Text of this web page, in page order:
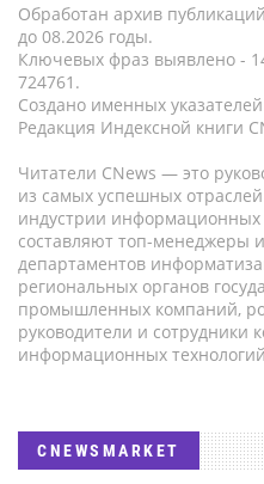
Обработан архив
до 08.2026 годы.
Ключевых фраз выявлено -
724761.
Создано именных
Редакция Индексной книги
Читатели CNews — это
из самых успешных
индустрии информационных
составляют топ-менеджеры
департаментов
региональных органов
промышленных компаний,
руководители и сотрудники
информационных технологий
CNEWSMARKET